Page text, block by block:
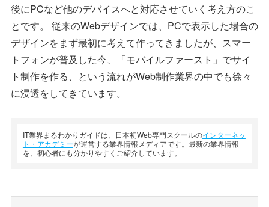
後にPCなど他のデバイスへと対応させていく考え方のこ
とです。 従来のWebデザインでは、PCで表示した場合の
デザインをまず最初に考えて作ってきましたが、スマー
トフォンが普及した今、「モバイルファースト」でサイ
ト制作を作る、という流れがWeb制作業界の中でも徐々
に浸透をしてきています。
IT業界まるわかりガイドは、日本初Web専門スクールのインターネッ
ト・アカデミーが運営する業界情報メディアです。最新の業界情報
を、初心者にも分かりやすくご紹介しています。